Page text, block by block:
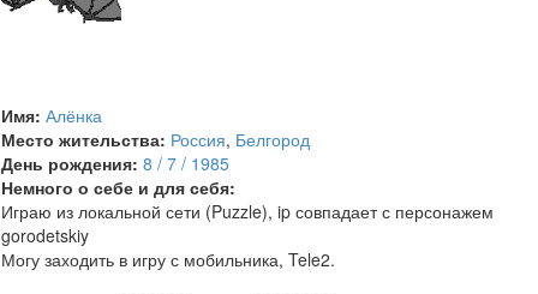
Имя: Алёнка
Место жительства: Россия, Белгород
День рождения: 8 / 7 / 1985
Немного о себе и для себя:
Играю из локальной сети (Puzzle), ip совпадает с персонажем
gorodetskiy
Могу заходить в игру с мобильника, Tele2.